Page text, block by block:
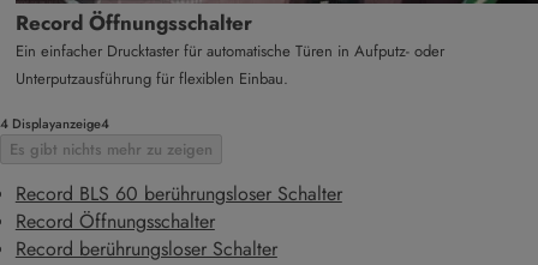
Record Öffnungsschalter
Ein einfacher Drucktaster für automatische Türen in Aufputz- oder
Unterputzausführung für flexiblen Einbau.
4 Displayanzeige4
Es gibt nichts mehr zu zeigen
Record BLS 60 berührungsloser Schalter
Record Öffnungsschalter
Record berührungsloser Schalter